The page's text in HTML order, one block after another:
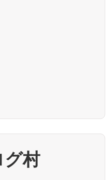
村